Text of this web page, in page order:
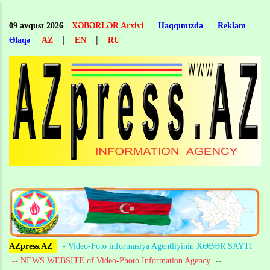
main
content
09 avqust 2026 XƏBƏRLƏR Arxivi Haqqımızda
Reklam
Əlaqə
AZ | EN | RU
AZpress.AZ
- Video-Foto informasiya Agentliyinin XƏBƏR SAYTI
-- NEWS WEBSITE of Video-Photo Information Agency --